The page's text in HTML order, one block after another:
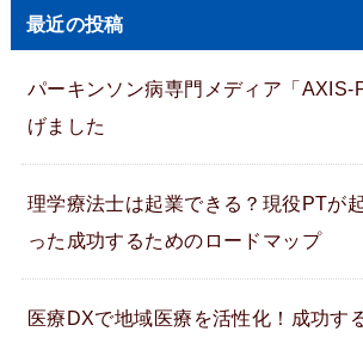
最近の投稿
パーキンソン病専門メディア「AXIS-
げました
理学療法士は起業できる？現役PTが
った成功するためのロードマップ
医療DXで地域医療を活性化！成功す